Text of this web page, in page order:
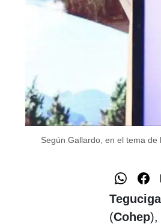
Según Gallardo, en el tema
(Cohep),